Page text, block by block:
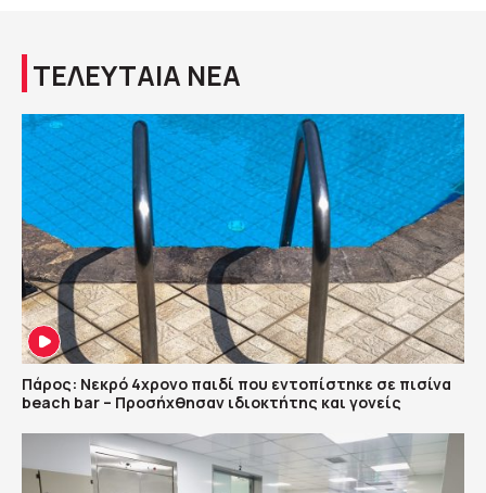
ΤΕΛΕΥΤΑΙΑ ΝΕΑ
Πάρος: Νεκρό 4χρονο παιδί που εντοπίστηκε σε πισίνα
beach bar – Προσήχθησαν ιδιοκτήτης και γονείς